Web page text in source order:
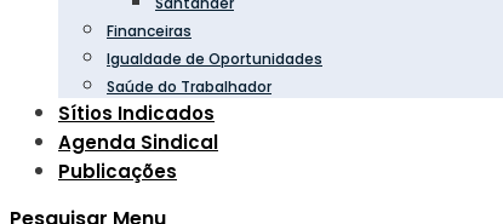
Financeiras
Igualdade de Oportunidades
Saúde do Trabalhador
Sítios Indicados
Agenda Sindical
Publicações